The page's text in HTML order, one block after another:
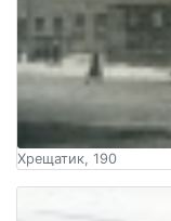
Хрещатик, 190